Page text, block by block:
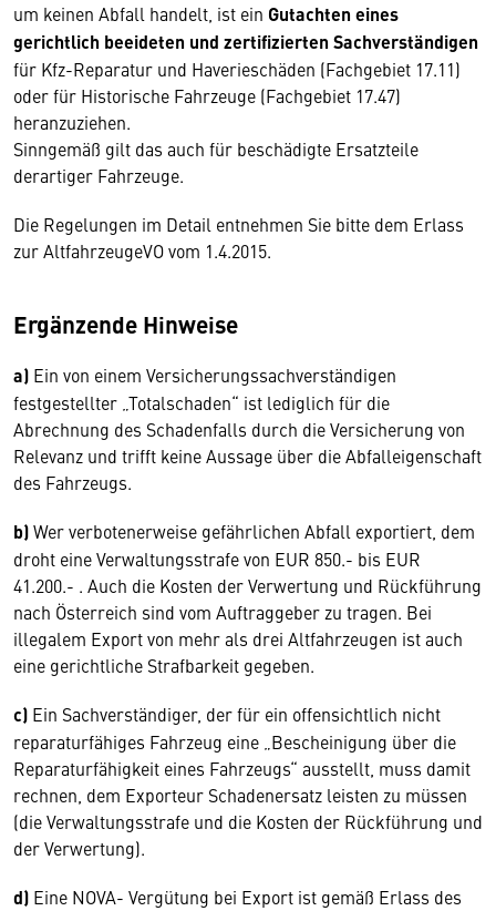
um keinen Abfall handelt, ist ein Gutachten eines
gerichtlich beeideten und zertifizierten Sachverständigen
für Kfz-Reparatur und Haverieschäden (Fachgebiet 17.11)
oder für Historische Fahrzeuge (Fachgebiet 17.47)
heranzuziehen.
Sinngemäß gilt das auch für beschädigte Ersatzteile
derartiger Fahrzeuge.
Die Regelungen im Detail entnehmen Sie bitte dem Erlass
zur AltfahrzeugeVO vom 1.4.2015.
Ergänzende Hinweise
a) Ein von einem Versicherungssachverständigen
festgestellter „Totalschaden“ ist lediglich für die
Abrechnung des Schadenfalls durch die Versicherung von
Relevanz und trifft keine Aussage über die Abfalleigenschaft
des Fahrzeugs.
b)Wer verbotenerweise gefährlichen Abfall exportiert, dem
droht eine Verwaltungsstrafe von EUR 850.- bis EUR
41.200.- . Auch die Kosten der Verwertung und Rückführung
nach Österreich sind vom Auftraggeber zu tragen. Bei
illegalem Export von mehr als drei Altfahrzeugen ist auch
eine gerichtliche Strafbarkeit gegeben.
c) Ein Sachverständiger, der für ein offensichtlich nicht
reparaturfähiges Fahrzeug eine „Bescheinigung über die
Reparaturfähigkeit eines Fahrzeugs“ ausstellt, muss damit
rechnen, dem Exporteur Schadenersatz leisten zu müssen
(die Verwaltungsstrafe und die Kosten der Rückführung und
der Verwertung).
d) Eine NOVA- Vergütung bei Export ist gemäß Erlass des